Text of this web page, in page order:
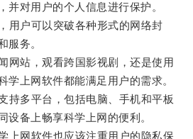
并对用户的个人信息进行保护。
户可以突破各种形式的网络封
服务。
站，观看跨国影视剧，还是使用
学上网软件都能满足用户的需求。
多平台，包括电脑、手机和平板
设备上畅享科学上网的便利。
网软件也应该注重用户的隐私保